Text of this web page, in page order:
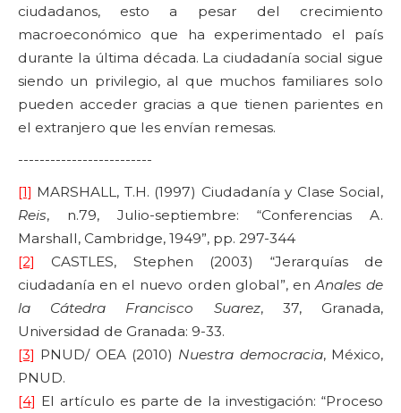
ciudadanos, esto a pesar del crecimiento
macroeconómico que ha experimentado el país
durante la última década. La ciudadanía social sigue
siendo un privilegio, al que muchos familiares solo
pueden acceder gracias a que tienen parientes en
el extranjero que les envían remesas.
-------------------------
[1] MARSHALL, T.H. (1997) Ciudadanía y Clase Social,
Reis, n.79, Julio-septiembre: “Conferencias A.
Marshall, Cambridge, 1949”, pp. 297-344
[2]
CASTLES, Stephen (2003) “Jerarquías de
ciudadanía en el nuevo orden global”, en Anales de
la Cátedra Francisco Suarez, 37, Granada,
Universidad de Granada: 9-33.
[3] PNUD/ OEA (2010) Nuestra democracia, México,
PNUD.
[4] El artículo es parte de la investigación: “Proceso